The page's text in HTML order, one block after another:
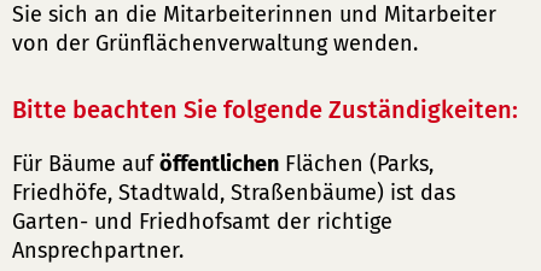
Sie sich an die Mitarbeiterinnen und Mitarbeiter
von der Grünflächenverwaltung wenden.
Bitte beachten Sie folgende Zuständigkeiten:
Für Bäume auföffentlichen Flächen (Parks,
Friedhöfe, Stadtwald, Straßenbäume) ist das
Garten- und Friedhofsamt der richtige
Ansprechpartner.